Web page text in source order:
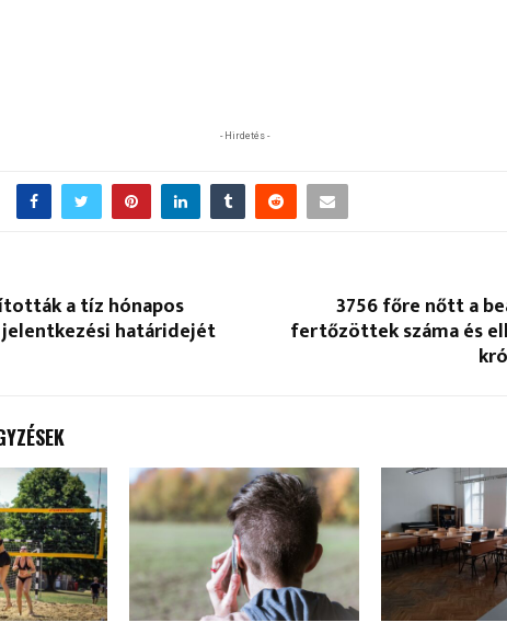
- Hirdetés -
a tíz hónapos
határidejét
3756 főre nőtt a
fertőzöttek száma és